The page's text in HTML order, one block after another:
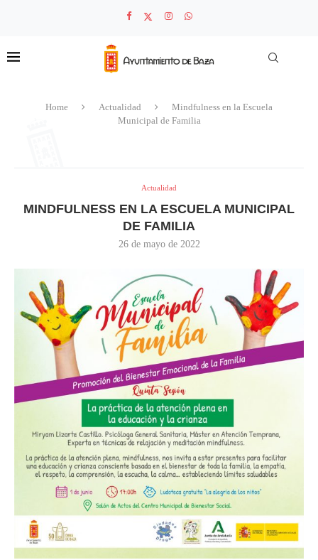
Home Actualidad
Mindfulness en la Escuela
Municipal de Familia
Actualidad
MINDFULNESS EN LA ESCUELA MUNICIPAL
DE FAMILIA
26 de mayo de 2022